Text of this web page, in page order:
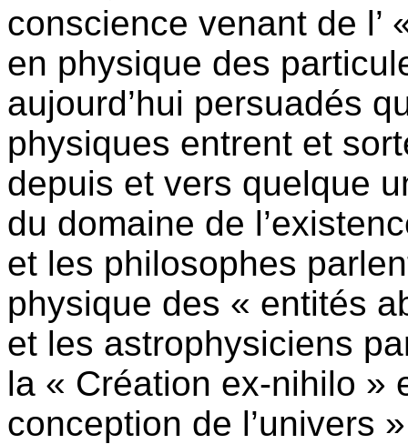
conscience venant de l’
en physique des
aujourd’hui persuadés
physiques entrent et
depuis et vers quelque
du domaine de
et les philosophes
physique des « entités
et les astrophysiciens
la « Création ex-nihilo »
conception de l’univers